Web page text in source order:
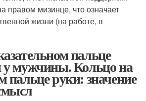
правом мизинце, что означает
жизни (на работе, в
пальце
у мужчины. Кольцо на
пальце руки: значение